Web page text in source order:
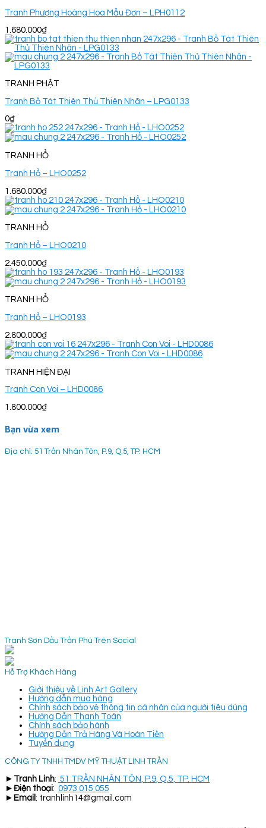
Tranh Phượng Hoàng Hoa Mẫu Đơn – LPH0112
1.680.000₫
TRANH PHẬT
Tranh Bồ Tát Thiên Thủ Thiên Nhãn – LPG0133
0₫
TRANH HỔ
Tranh Hổ – LHO0252
1.680.000₫
TRANH HỔ
Tranh Hổ – LHO0210
2.450.000₫
TRANH HỔ
Tranh Hổ – LHO0193
2.800.000₫
TRANH HIỆN ĐẠI
Tranh Con Voi – LHD0086
1.800.000₫
Bạn vừa xem
Địa chỉ: 51 Trần Nhân Tôn, P.9, Q.5, TP. HCM
Tranh Sơn Dầu Trần Phú Trên Social
Hỗ Trợ Khách Hàng
Giới thiệu về Linh Art Gallery
Hướng dẫn mua hàng
Chính sách bảo vệ thông tin cá nhân của người tiêu dùng
Hướng Dẫn Thanh Toán
Chính sách bảo hành
Hướng Dẫn Trả Hàng Và Hoàn Tiền
Tuyển dụng
CÔNG TY TNHH TMDV MỸ THUẬT LINH TRẦN
► Tranh Linh: 51 TRẦN NHÂN TÔN, P.9, Q.5, TP. HCM
► Điện thoại: 0973 015 055
► Email : tranhlinh14@gmail.com